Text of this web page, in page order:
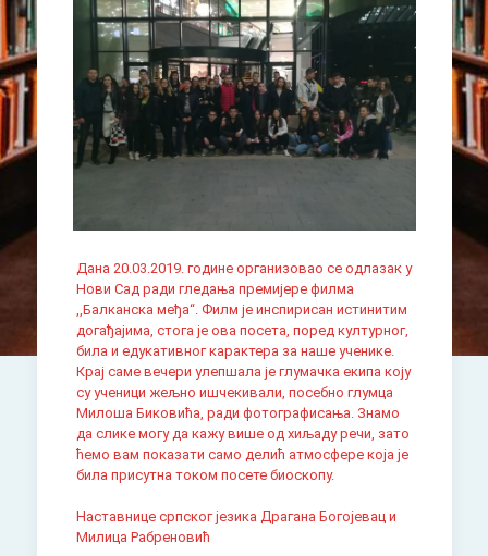
Дана 20.03.2019. године организовао се одлазак у
Нови Сад ради гледања премијере филма
,,Балканска међа“. Филм је инспирисан истинитим
догађајима, стога је ова посета, поред културног,
била и едукативног карактера за наше ученике.
Крај саме вечери улепшала је глумачка екипа коју
су ученици жељно ишчекивали, посебно глумца
Милоша Биковића, ради фотографисања. Знамо
да слике могу да кажу више од хиљаду речи, зато
ћемо вам показати само делић атмосфере која је
била присутна током посете биоскопу.
Наставнице српског језика Драгана Богојевац и
Милица Рабреновић